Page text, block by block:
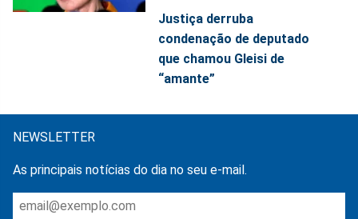
Justiça derruba
condenação de deputado
que chamou Gleisi de
“amante”
NEWSLETTER
As principais notícias do dia no seu e-mail.